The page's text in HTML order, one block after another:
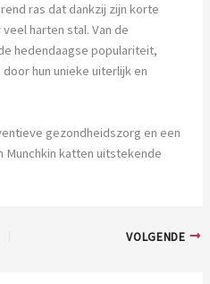
ras dat dankzij zijn korte
harten stal. Van de
hedendaagse populariteit,
hun unieke uiterlijk en
gezondheidszorg en een
katten uitstekende
VOLGENDE